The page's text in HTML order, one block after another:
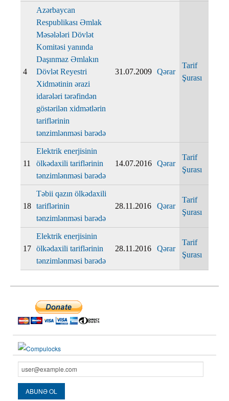
4
Azərbaycan
Respublikası Əmlak
Məsələləri Dövlət
Komitəsi yanında
Daşınmaz Əmlakın
Dövlət Reyestri
Xidmətinin ərazi
idarələri tərəfindən
göstərilən xidmətlərin
tariflərinin
tənzimlənməsi barədə
31.07.2009 Qərar
Tarif
Şurası
11
Elektrik enerjisinin
ölkədaxili tariflərinin
tənzimlənməsi barədə
14.07.2016 Qərar
Tarif
Şurası
18
Təbii qazın ölkədaxili
tariflərinin
tənzimlənməsi barədə
28.11.2016 Qərar
Tarif
Şurası
17
Elektrik enerjisinin
ölkədaxili tariflərinin
tənzimlənməsi barədə
28.11.2016 Qərar
Tarif
Şurası